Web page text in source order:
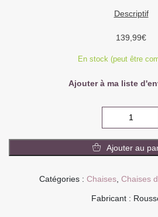
Descriptif
139,99€
En stock (peut être
Ajouter à ma liste
LARA
PIED
NOIR
Ajouter au
Catégories : Chaises, Chaises
Fabricant :